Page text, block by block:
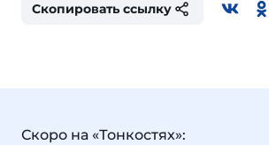
Скопировать ссылку
Скоро на «Тонкостях»: